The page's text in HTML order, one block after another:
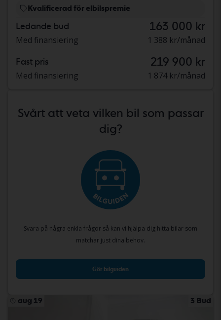
Kvalificerad för elbilspremie
Ledande bud 163 000 kr
Med finansiering 1 388 kr/månad
Fast pris 219 900 kr
Med finansiering 1 874 kr/månad
Svårt att veta vilken bil som passar
dig?
Svara på några enkla frågor så kan vi hjälpa dig hitta bilar som
matchar just dina behov.
Gör bilguiden
aug 19 3 Bud